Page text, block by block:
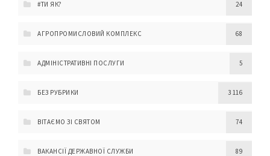
#ТИ ЯК? 24
АГРОПРОМИСЛОВИЙ КОМПЛЕКС 68
АДМІНІСТРАТИВНІ ПОСЛУГИ 5
БЕЗ РУБРИКИ 3 116
ВІТАЄМО ЗІ СВЯТОМ 74
ВАКАНСІЇ ДЕРЖАВНОЇ СЛУЖБИ 89